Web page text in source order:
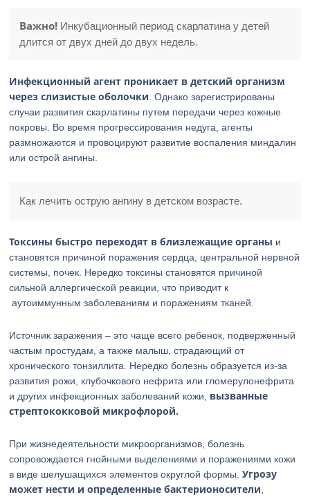
Важно! Инкубационный период скарлатина у детей
длится от двух дней до двух недель.
Инфекционный агент проникает в детский организм
через слизистые оболочки . Однако зарегистрированы
случаи развития скарлатины путем передачи через кожные
покровы. Во время прогрессирования недуга, агенты
размножаются и провоцируют развитие воспаления миндалин
или острой ангины.
Как лечить острую ангину в детском возрасте.
Токсины быстро переходят в близлежащие органы и
становятся причиной поражения сердца, центральной нервной
системы, почек. Нередко токсины становятся причиной
сильной аллергической реакции, что приводит к
аутоиммунным заболеваниям и поражениям тканей.
Источник заражения – это чаще всего ребенок, подверженный
частым простудам, а также малыш, страдающий от
хронического тонзиллита. Нередко болезнь образуется из-за
развития рожи, клубочкового нефрита или гломерулонефрита
и других инфекционных заболеваний кожи, вызванные
стрептококковой микрофлорой.
При жизнедеятельности микроорганизмов, болезнь
сопровождается гнойными выделениями и поражениями кожи
в виде шелушащихся элементов округлой формы.Угрозу
может нести и определенные бактерионосители